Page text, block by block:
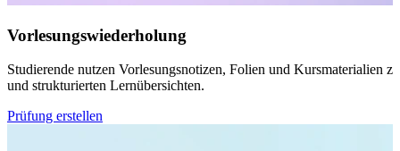
Vorlesungswiederholung
Studierende nutzen Vorlesungsnotizen, Folien und Kursmaterialien
und strukturierten Lernübersichten.
Prüfung erstellen